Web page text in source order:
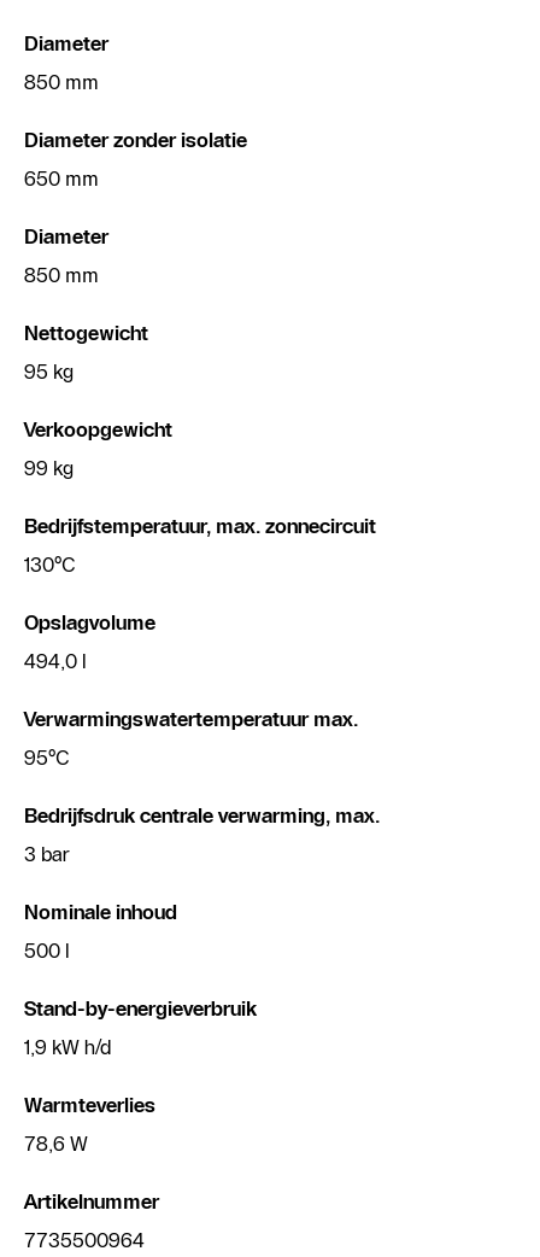
Diameter
850 mm
Diameter zonder isolatie
650 mm
Diameter
850 mm
Nettogewicht
95 kg
Verkoopgewicht
99 kg
Bedrijfstemperatuur, max. zonnecircuit
130°C
Opslagvolume
494,0 l
Verwarmingswatertemperatuur max.
95°C
Bedrijfsdruk centrale verwarming, max.
3 bar
Nominale inhoud
500 l
Stand-by-energieverbruik
1,9 kW h/d
Warmteverlies
78,6 W
Artikelnummer
7735500964